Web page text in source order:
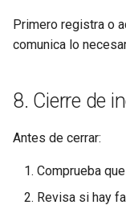
Primero registra o
comunica lo
8. Cierre de
Antes de cerrar:
Comprueba
Revisa si hay